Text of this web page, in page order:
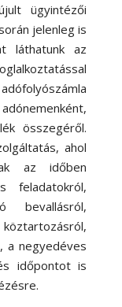
ügyintézői
jelenleg is
láthatunk az
összegéről.
ahol
az időben
feladatokról,
bevallásról,
a negyedéves
időpontot is